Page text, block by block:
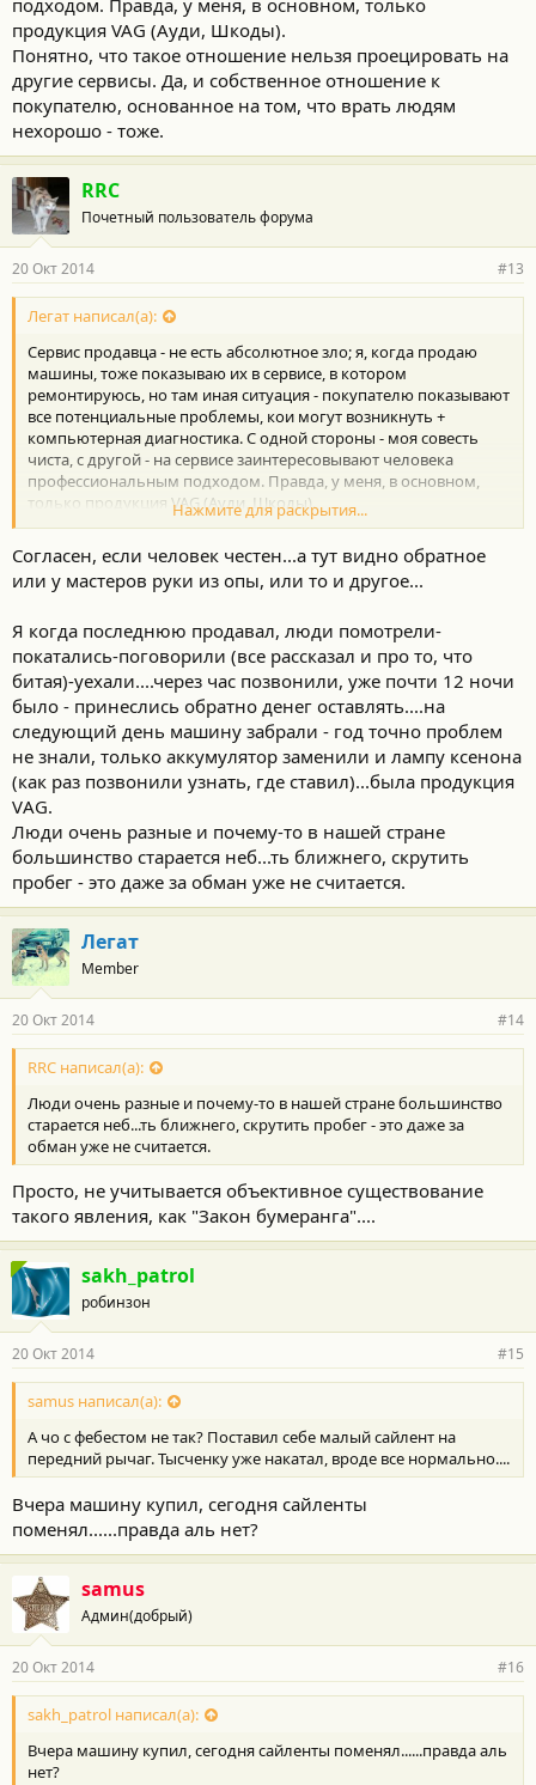
подходом. Правда, у меня, в основном, только
продукция VAG (Ауди, Шкоды).
Понятно, что такое отношение нельзя проецировать на
другие сервисы. Да, и собственное отношение к
покупателю, основанное на том, что врать людям
нехорошо - тоже.
RRC
Почетный пользователь форума
20 Окт 2014 #13
Легат написал(а):
Сервис продавца - не есть абсолютное зло; я, когда продаю
машины, тоже показываю их в сервисе, в котором
ремонтируюсь, но там иная ситуация - покупателю показывают
все потенциальные проблемы, кои могут возникнуть +
компьютерная диагностика. С одной стороны - моя совесть
чиста, с другой - на сервисе заинтересовывают человека
профессиональным подходом. Правда, у меня, в основном,
только продукция VAG (Ауди, Шкоды).
Понятно, что такое отношение нельзя проецировать на другие
сервисы. Да, и собственное отношение к покупателю,
основанное на том, что врать людям нехорошо - тоже.
Нажмите для раскрытия...
Согласен, если человек честен...а тут видно обратное
или у мастеров руки из опы, или то и другое...
Я когда последнюю продавал, люди помотрели-
покатались-поговорили (все рассказал и про то, что
битая)-уехали....через час позвонили, уже почти 12 ночи
было - принеслись обратно денег оставлять....на
следующий день машину забрали - год точно проблем
не знали, только аккумулятор заменили и лампу ксенона
(как раз позвонили узнать, где ставил)...была продукция
VАG.
Люди очень разные и почему-то в нашей стране
большинство старается неб...ть ближнего, скрутить
пробег - это даже за обман уже не считается.
Легат
Member
20 Окт 2014 #14
RRC написал(а):
Люди очень разные и почему-то в нашей стране большинство
старается неб...ть ближнего, скрутить пробег - это даже за
обман уже не считается.
Просто, не учитывается объективное существование
такого явления, как "Закон бумеранга"....
sakh_patrol
робинзон
20 Окт 2014 #15
samus написал(а):
А чо с фебестом не так? Поставил себе малый сайлент на
передний рычаг. Тысченку уже накатал, вроде все нормально....
Вчера машину купил, сегодня сайленты
поменял......правда аль нет?
samus
Админ(добрый)
20 Окт 2014 #16
sakh_patrol написал(а):
Вчера машину купил, сегодня сайленты поменял......правда аль
нет?